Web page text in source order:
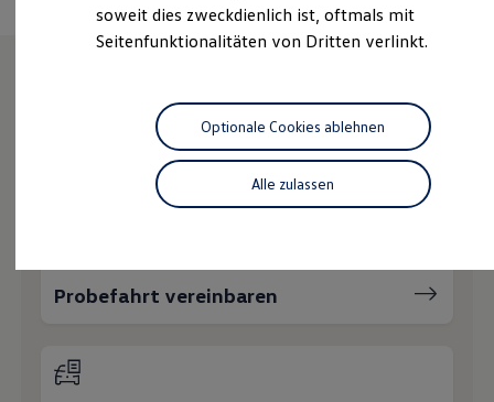
Driving Experience
Volkswagen entdecken
Lifestyle Shop
T-Roc Kollektion
Golf Kollektion
ID. Kollektion
Volkswagen Kollektion
R-Kollektion
Besitzer und Service
Wie können wir
Ihnen weiterhelfen?
Probefahrt vereinbaren
soweit dies zweckdienlich ist, oftmals mit
Seitenfunktionalitäten von Dritten verlinkt.
Alle zulassen
Optionale Cookies ablehnen